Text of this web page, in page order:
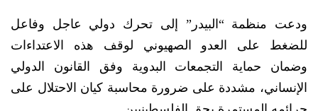
ودعت منظمة “البيدر” إلى تحرك دولي عاجل وفاعل
للضغط على العدو الصهيوني لوقف هذه الاعتداءات
وضمان حماية التجمعات البدوية وفق القانون الدولي
الإنساني، مشددة على ضرورة محاسبة كيان الاحتلال على